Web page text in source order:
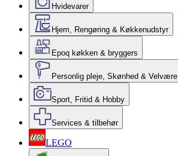
Hvidevarer
Hjem, Rengøring & Køkkenudstyr
Epoq køkken & bryggers
Personlig pleje, Skønhed & Velvære
Sport, Fritid & Hobby
Services & tilbehør
LEGO